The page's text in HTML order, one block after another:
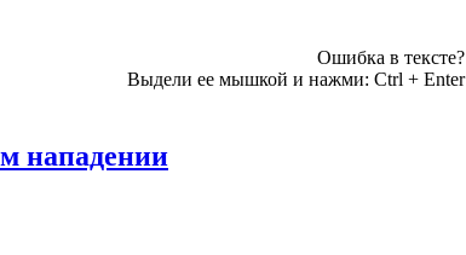
Ошибка в тексте?
Выдели ее мышкой и нажми: Ctrl + Enter
нападении